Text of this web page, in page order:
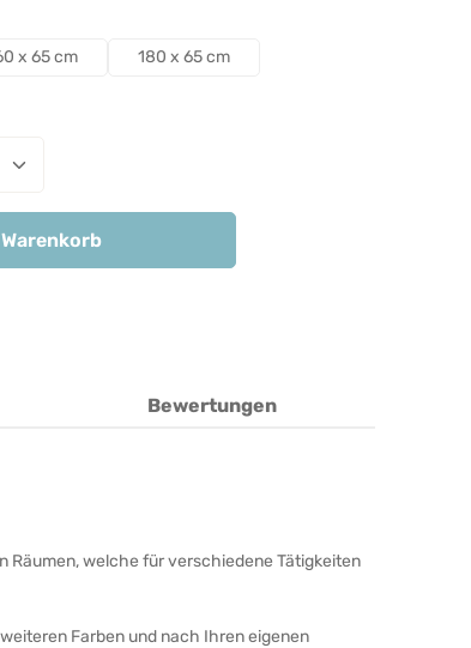
x 65 cm
180 x 65 cm
Gib den gewünschten Wert ein
Bewertungen
Räumen, welche für verschiedene Tätigkeiten
Farben und nach Ihren eigenen